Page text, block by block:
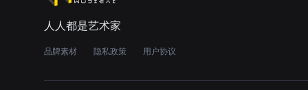
人人都是艺术家
品牌素材 隐私政策 用户协议